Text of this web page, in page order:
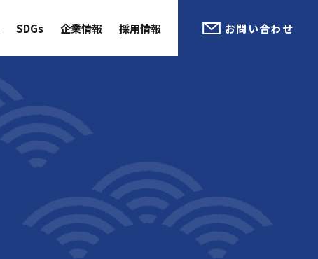
SDGs 企業情報 採用情報 お問い合わせ